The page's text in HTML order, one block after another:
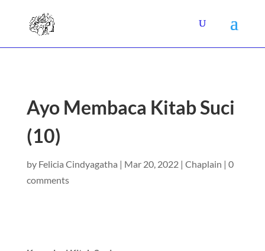
Ayo Membaca Kitab Suci
(10)
by Felicia Cindyagatha | Mar 20, 2022| Chaplain | 0
comments